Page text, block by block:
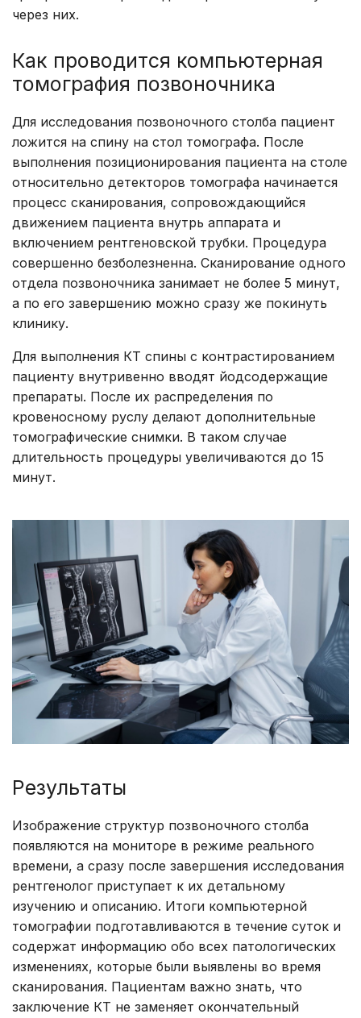
через них.
Как проводится компьютерная
томография позвоночника
Для исследования позвоночного столба пациент
ложится на спину на стол томографа. После
выполнения позиционирования пациента на столе
относительно детекторов томографа начинается
процесс сканирования, сопровождающийся
движением пациента внутрь аппарата и
включением рентгеновской трубки. Процедура
совершенно безболезненна. Сканирование одного
отдела позвоночника занимает не более 5 минут,
а по его завершению можно сразу же покинуть
клинику.
Для выполнения КТ спины с контрастированием
пациенту внутривенно вводят йодсодержащие
препараты. После их распределения по
кровеносному руслу делают дополнительные
томографические снимки. В таком случае
длительность процедуры увеличиваются до 15
минут.
Результаты
Изображение структур позвоночного столба
появляются на мониторе в режиме реального
времени, а сразу после завершения исследования
рентгенолог приступает к их детальному
изучению и описанию. Итоги компьютерной
томографии подготавливаются в течение суток и
содержат информацию обо всех патологических
изменениях, которые были выявлены во время
сканирования. Пациентам важно знать, что
заключение КТ не заменяет окончательный